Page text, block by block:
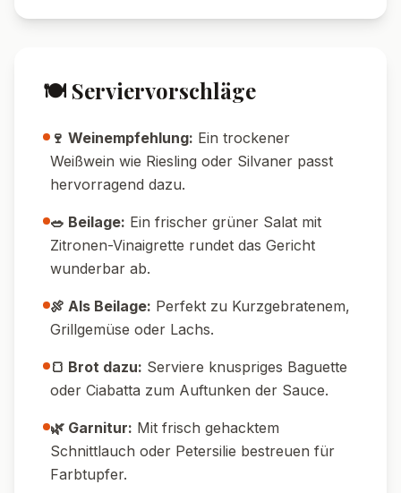
🍽️ Serviervorschläge
🍷 Weinempfehlung: Ein trockener
Weißwein wie Riesling oder Silvaner passt
hervorragend dazu.
🥗 Beilage: Ein frischer grüner Salat mit
Zitronen-Vinaigrette rundet das Gericht
wunderbar ab.
🍖 Als Beilage: Perfekt zu Kurzgebratenem,
Grillgemüse oder Lachs.
🍞 Brot dazu: Serviere knuspriges Baguette
oder Ciabatta zum Auftunken der Sauce.
🌿 Garnitur: Mit frisch gehacktem
Schnittlauch oder Petersilie bestreuen für
Farbtupfer.